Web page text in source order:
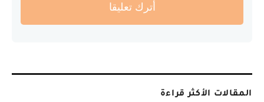
أترك تعليقا
المقالات الأكثر قراءة